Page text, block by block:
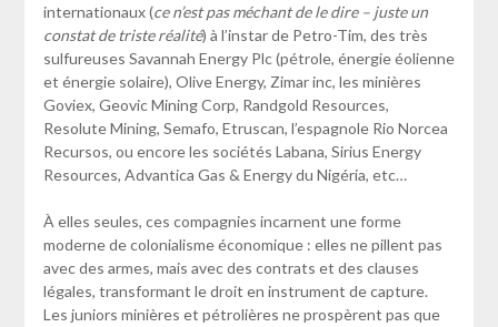
internationaux (ce n’est pas méchant de le dire – juste un
constat de triste réalité) à l’instar de Petro-Tim, des très
sulfureuses Savannah Energy Plc (pétrole, énergie éolienne
et énergie solaire), Olive Energy, Zimar inc, les minières
Goviex, Geovic Mining Corp, Randgold Resources,
Resolute Mining, Semafo, Etruscan, l’espagnole Rio Norcea
Recursos, ou encore les sociétés Labana, Sirius Energy
Resources, Advantica Gas & Energy du Nigéria, etc…
À elles seules, ces compagnies incarnent une forme
moderne de colonialisme économique : elles ne pillent pas
avec des armes, mais avec des contrats et des clauses
légales, transformant le droit en instrument de capture.
Les juniors minières et pétrolières ne prospèrent pas que